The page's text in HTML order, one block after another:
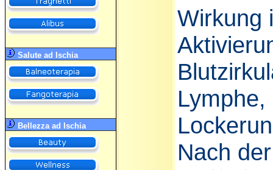
Salute ad Ischia
Bellezza ad Ischia
Wirkung
Nach